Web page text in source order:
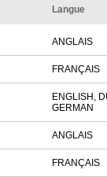
Langue
ANGLAIS
FRANÇAIS
ENGLISH,
GERMAN
ANGLAIS
FRANÇAIS